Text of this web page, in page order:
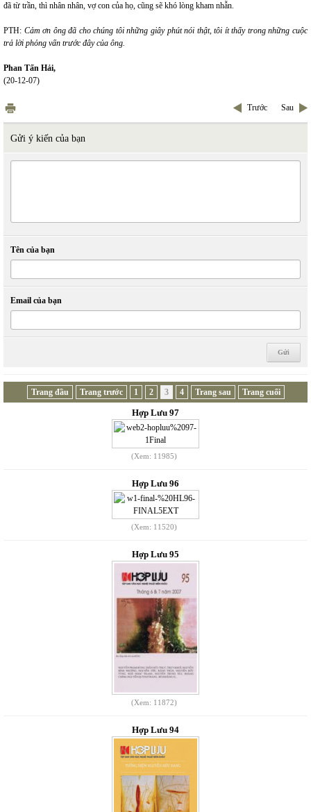
đã từ trần, thì nhân nhân, vợ con của họ, cũng sẽ khó lòng kham nhẫn.
PTH: Cảm ơn ông đã cho chúng tôi những giây phút nói thật, tôi ít thấy trong những cuộc
trả lời phỏng vấn trước đây của ông.
Phan Tấn Hải,
(20-12-07)
Trước Sau
Gửi ý kiến của bạn
Tên của bạn
Email của bạn
Trang đầu Trang trước 1 2 3 4 Trang sau Trang cuối
Hợp Lưu 97
(Xem: 11985)
Hợp Lưu 96
(Xem: 11520)
Hợp Lưu 95
(Xem: 11872)
Hợp Lưu 94